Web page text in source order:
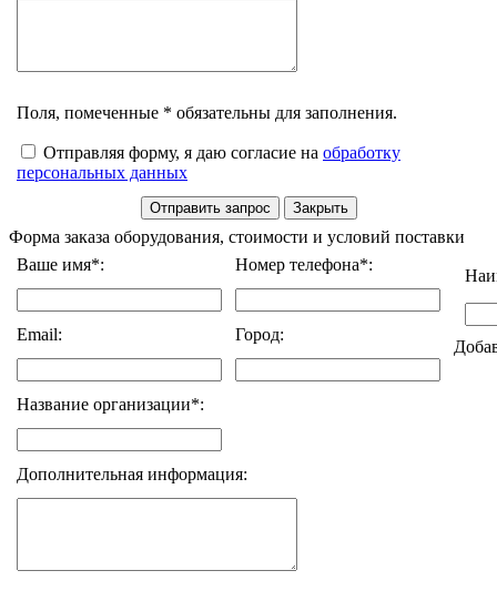
Поля, помеченные * обязательны для заполнения.
Отправляя форму, я даю согласие на обработку
персональных данных
Форма заказа оборудования, стоимости и условий поставки
Ваше имя*:
Номер телефона*:
Email: Город:
Название организации*:
Дополнительная информация: